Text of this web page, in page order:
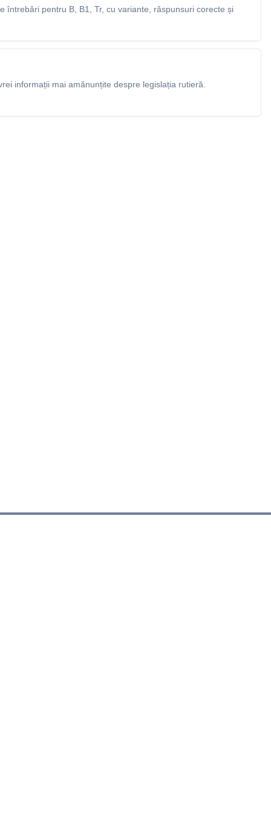
întrebări pentru B, B1, Tr, cu variante, răspunsuri corecte și
informații mai amănunțite despre legislația rutieră.